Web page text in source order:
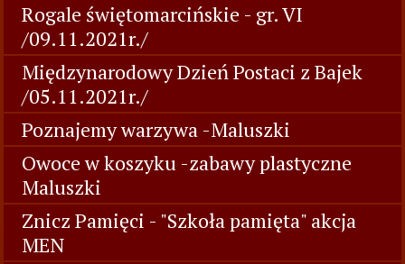
Rogale świętomarcińskie - gr. VI
/09.11.2021r./
Międzynarodowy Dzień Postaci z Bajek
/05.11.2021r./
Poznajemy warzywa -Maluszki
Owoce w koszyku -zabawy plastyczne
Maluszki
Znicz Pamięci - "Szkoła pamięta" akcja
MEN